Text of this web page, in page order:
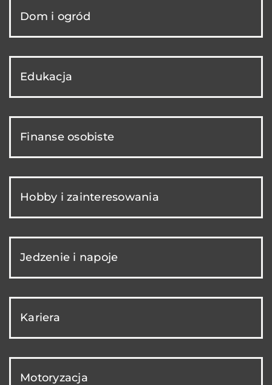
Dom i ogród
Edukacja
Finanse osobiste
Hobby i zainteresowania
Jedzenie i napoje
Kariera
Motoryzacja